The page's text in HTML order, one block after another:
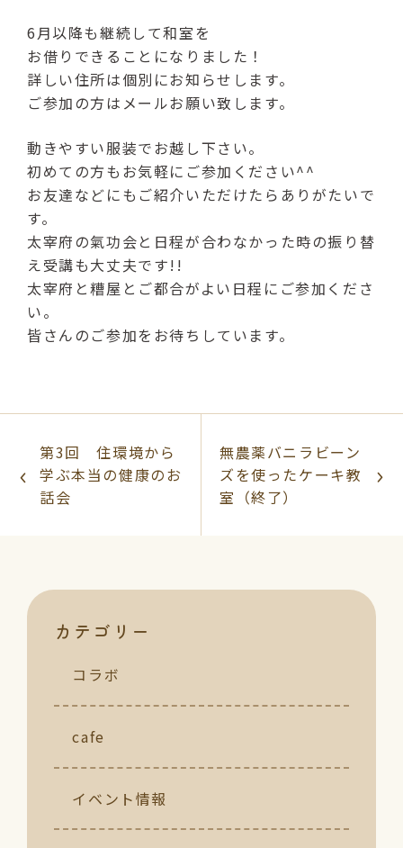
6月以降も継続して和室を
お借りできることになりました！
詳しい住所は個別にお知らせします。
ご参加の方はメールお願い致します。
動きやすい服装でお越し下さい。
初めての方もお気軽にご参加ください^^
お友達などにもご紹介いただけたらありがたいで
す。
太宰府の氣功会と日程が合わなかった時の振り替
え受講も大丈夫です!!
太宰府と糟屋とご都合がよい日程にご参加くださ
い。
皆さんのご参加をお待ちしています。
第3回 住環境から
学ぶ本当の健康のお
話会
無農薬バニラビーン
ズを使ったケーキ教
室（終了）
カテゴリー
コラボ
cafe
イベント情報